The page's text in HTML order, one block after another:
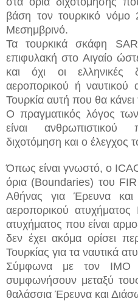
βάση τον τουρκικό
Μεσημβρινό.
Τα τουρκικά σκάφη
επιφυλακή στο Αιγαίο
και όχι οι ελληνικές
αεροπορικού ή ναυτικού
Τουρκία αυτή που θα
Ο πραγματικός λόγος
είναι
διχοτόμηση και ο έλεγχος
Όπως είναι γνωστό, ο
όρια (Boundaries) του
Αθήνας για Έρευνα
αεροπορικού
ατυχήματος που είναι
δεν έχει ακόμα ορίσει
Τουρκίας για τα ναυτικά
Σύμφωνα με τον ΙΜΟ
συμφωνήσουν μεταξύ
θαλάσσια Έρευνα και